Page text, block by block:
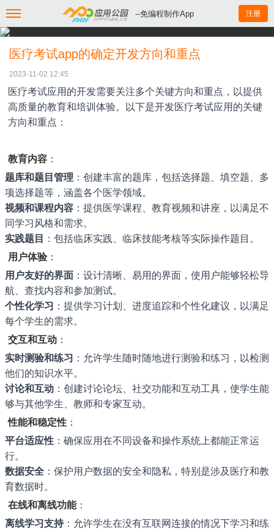
--免编程制作App 注册
医疗考试app的确定开发方向和重点
2023-11-02 12:45
医疗考试应用的开发需要关注多个关键方向和重点，以提供
高质量的教育和培训体验。以下是开发医疗考试应用的关键
方向和重点：
教育内容 ：
题库和题目管理 ：创建丰富的题库，包括选择题、填空题、多
项选择题等，涵盖各个医学领域。
视频和课程内容 ：提供医学课程、教育视频和讲座，以满足不
同学习风格和需求。
实践题目 ：包括临床实践、临床技能考核等实际操作题目。
用户体验 ：
用户友好的界面 ：设计清晰、易用的界面，使用户能够轻松导
航、查找内容和参加测试。
个性化学习 ：提供学习计划、进度追踪和个性化建议，以满足
每个学生的需求。
交互和互动 ：
实时测验和练习 ：允许学生随时随地进行测验和练习，以检测
他们的知识水平。
讨论和互动 ：创建讨论论坛、社交功能和互动工具，使学生能
够与其他学生、教师和专家互动。
性能和稳定性 ：
平台适应性 ：确保应用在不同设备和操作系统上都能正常运
行。
数据安全 ：保护用户数据的安全和隐私，特别是涉及医疗和教
育数据时。
在线和离线功能：
离线学习支持：允许学生在没有互联网连接的情况下学习和练